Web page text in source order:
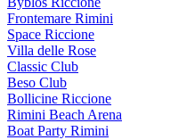
Frontemare Rimini
Space Riccione
Villa delle Rose
Classic Club
Beso Club
Bollicine Riccione
Rimini Beach Arena
Boat Party Rimini